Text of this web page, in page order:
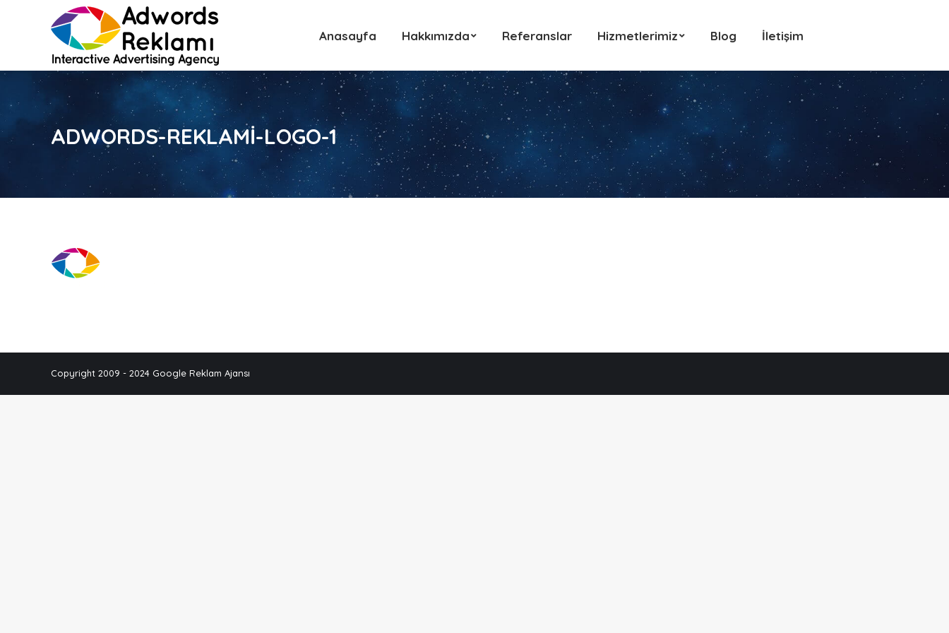
Anasayfa Hakkımızda Referanslar Hizmetlerimiz Blog İletişim
ADWORDS-REKLAMI-LOGO-1
Copyright 2009 - 2024 Google Reklam Ajansı
Anasayfa Hakkımızda Referanslar Hizmetlerimiz Blog İletişim